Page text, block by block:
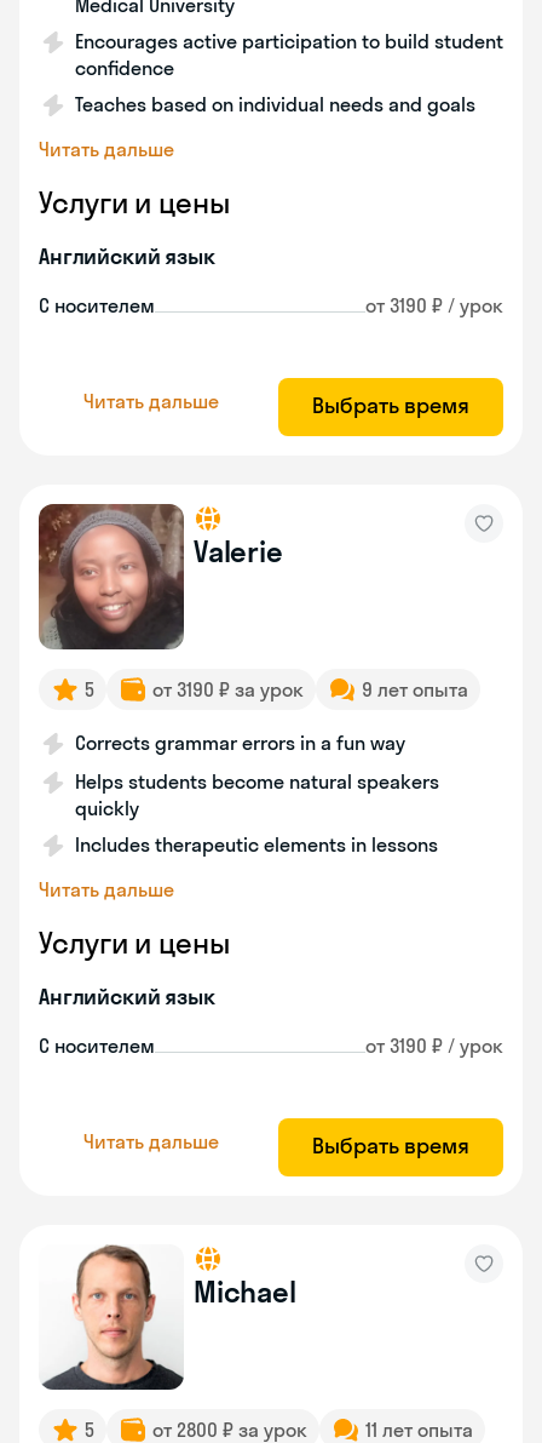
Medical University
Encourages active participation to build student
confidence
Teaches based on individual needs and goals
Читать дальше
Услуги и цены
Английский язык
С носителем от 3190 ₽ / урок
Читать дальше Выбрать время
Valerie
5 от 3190 ₽ за урок 9 лет опыта
Corrects grammar errors in a fun way
Helps students become natural speakers
quickly
Includes therapeutic elements in lessons
Читать дальше
Услуги и цены
Английский язык
С носителем от 3190 ₽ / урок
Читать дальше Выбрать время
Michael
5 от 2800 ₽ за урок
11 лет опыта